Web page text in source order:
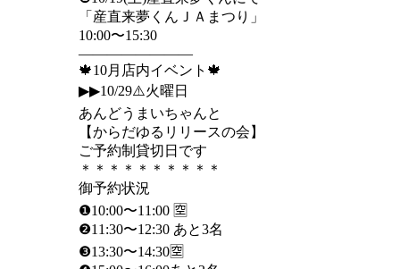
「産直来夢くんＪＡまつり」
10:00〜15:30
————————
🍁10月店内イベント🍁
▶︎▶︎10/29⚠️火曜日
あんどうまいちゃんと
【からだゆるリリースの会】
ご予約制貸切日です
＊＊＊＊＊＊＊＊＊＊
御予約状況
❶10:00〜11:00 🈳
❷11:30〜12:30 あと3名
❸13:30〜14:30🈳